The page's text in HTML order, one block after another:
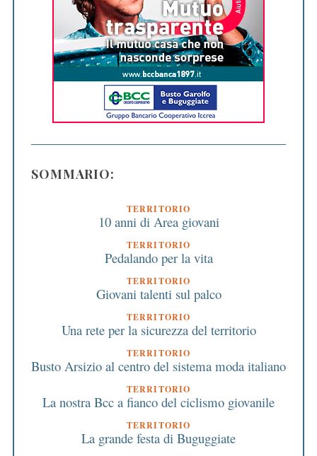
SOMMARIO:
TERRITORIO
10 anni di Area giovani
TERRITORIO
Pedalando per la vita
TERRITORIO
Giovani talenti sul palco
TERRITORIO
Una rete per la sicurezza del territorio
TERRITORIO
Busto Arsizio al centro del sistema moda italiano
TERRITORIO
La nostra Bcc a fianco del ciclismo giovanile
TERRITORIO
La grande festa di Buguggiate